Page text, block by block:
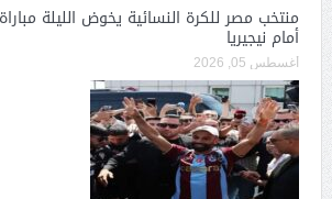
منتخب مصر للكرة النسائية يخوض الليلة
أمام نيجيريا
أغسطس 05, 2026